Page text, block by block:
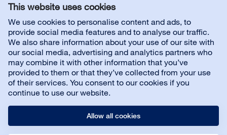
This website uses cookies
We use cookies to personalise content and ads, to
provide social media features and to analyse our traffic.
We also share information about your use of our site with
our social media, advertising and analytics partners who
may combine it with other information that you’ve
provided to them or that they’ve collected from your use
of their services. You consent to our cookies if you
continue to use our website.
Allow all cookies
Kundsupport
Om Bona